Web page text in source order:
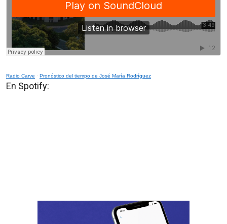
Radio Carve · Pronóstico del tiempo de José María Rodríguez
En Spotify: